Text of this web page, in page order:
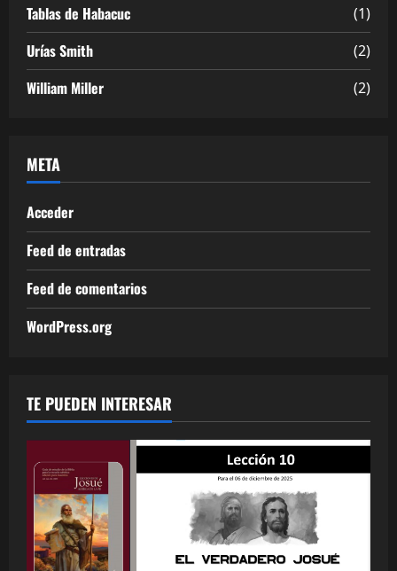
Tablas de Habacuc (1)
Urías Smith (2)
William Miller (2)
META
Acceder
Feed de entradas
Feed de comentarios
WordPress.org
TE PUEDEN INTERESAR